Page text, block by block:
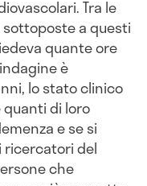
Tra le
a questi
quante ore
è
lo stato clinico
di loro
e se si
ricercatori del
che